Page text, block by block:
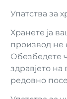
Упатства за
Хранете ја
производ не
Обезбедете
здравјето
редовно